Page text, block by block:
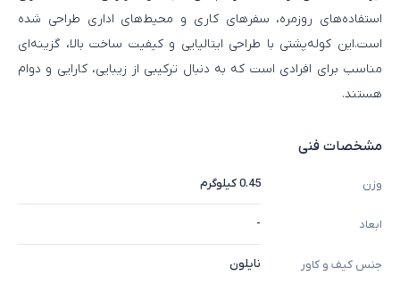
استفاده‌های روزمره، سفرهای کاری و محیط‌های اداری طراحی شده
است.این کوله‌پشتی با طراحی ایتالیایی و کیفیت ساخت بالا، گزینه‌ای
مناسب برای افرادی است که به دنبال ترکیبی از زیبایی، کارایی و دوام
هستند.
مشخصات فنی
وزن 0.45 کیلوگرم
ابعاد -
جنس کیف و کاور نایلون